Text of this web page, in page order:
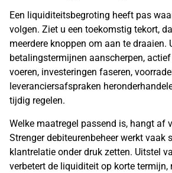
Een liquiditeitsbegroting heeft pas
volgen. Ziet u een toekomstig tekort,
meerdere knoppen om aan te draaien.
betalingstermijnen aanscherpen,
voeren, investeringen faseren,
leveranciersafspraken
tijdig regelen.
Welke maatregel passend is, hangt af
Strenger debiteurenbeheer werkt vaak
klantrelatie onder druk zetten. Uitstel
verbetert de liquiditeit op korte